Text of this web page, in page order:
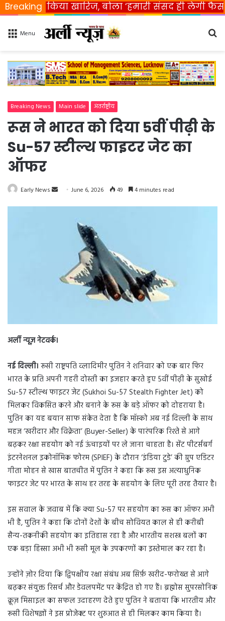
Breaking
किया खारिज, बोला ‘हमारी संसद ही लेगी फैसला’
Menu
Breaking News Main slide अंतर्राष्ट्रीय
रूस ने भारत को दिया 5वीं पीढ़ी के
Su-57 स्टील्थ फाइटर जेट का
ऑफर
Early News
m
a
June 6, 2026 49 4 minutes read
अर्ली न्यूज़ नेटवर्क।
नई दिल्ली। रूसी राष्ट्रपति व्लादिमीर पुतिन ने शनिवार को एक बार फिर
भारत के प्रति अपनी गहरी दोस्ती का इजहार करते हुए 5वीं पीढ़ी के सुखोई
Su-57 स्टील्थ फाइटर जेट (Sukhoi Su-57 Stealth Fighter Jet) को
मिलकर विकसित करने और बनाने के रूस के बड़े ऑफर को दोहराया है।
पुतिन का यह बयान साफ संकेत देता है कि मॉस्को अब नई दिल्ली के साथ
महज ‘खरीदार और विक्रेता’ (Buyer-Seller) के पारंपरिक रिश्ते से आगे
बढ़कर रक्षा सहयोग को नई ऊंचाइयों पर ले जाना चाहता है। सेंट पीटर्सबर्ग
इंटरनेशनल इकोनॉमिक फोरम (SPIEF) के दौरान ‘इंडिया टुडे’ की ग्रुप एडिटर
गीता मोहन से खास बातचीत में पुतिन ने कहा कि रूस इस अत्याधुनिक
फाइटर जेट पर भारत के साथ हर तरह के सहयोग के लिए पूरी तरह तैयार है।
इस सवाल के जवाब में कि क्या Su-57 पर सहयोग का रूस का ऑफर अभी
भी है, पुतिन ने कहा कि दोनों देशों के बीच सोवियत काल से ही करीबी
सैन्य-तकनीकी सहयोग का इतिहास रहा है और भारतीय सशस्त्र बलों का
एक बड़ा हिस्सा अभी भी रूसी मूल के उपकरणों का इस्तेमाल कर रहा है।
उन्होंने ज़ोर दिया कि द्विपक्षीय रक्षा संबंध अब सिर्फ़ खरीद-फरोख्त से आगे
बढ़कर संयुक्त रिसर्च और डेवलपमेंट पर केंद्रित हो गए हैं। ब्रह्मोस सुपरसोनिक
क्रूज़ मिसाइल का सफल उदाहरण देते हुए पुतिन ने बताया कि भारतीय और
रूसी विशेषज्ञों ने इस प्रोजेक्ट पर शुरुआत से ही मिलकर काम किया है।